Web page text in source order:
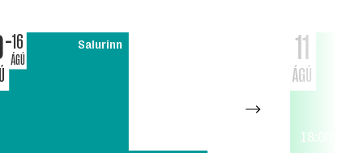
16
ÁGÚ
Salurinn 11
ÁGÚ
18:00